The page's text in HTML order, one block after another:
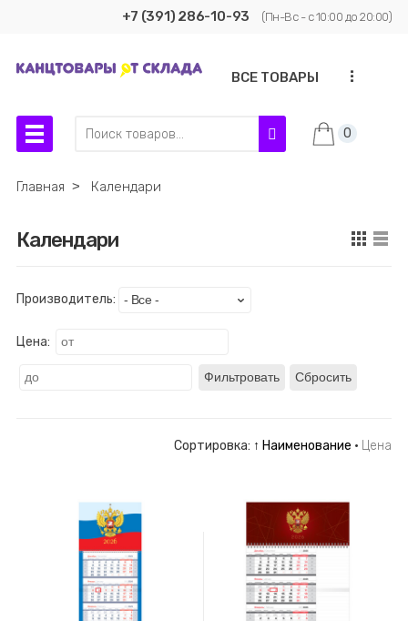
+7 (391) 286-10-93 (Пн-Вс - с 10:00 до 20:00)
ВСЕ ТОВАРЫ ...
0
Главная ˃ Календари
Календари
Производитель:
Цена:
Фильтровать Сбросить
Сортировка: ↑ Наименование · Цена